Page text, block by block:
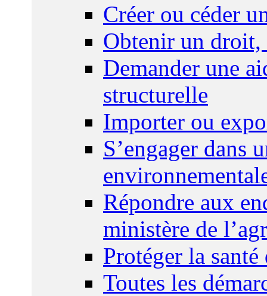
Créer ou céder
Obtenir un droit,
Demander une
structurelle
Importer ou
S’engager dans
Répondre aux
ministère de
Protéger la
Toutes les